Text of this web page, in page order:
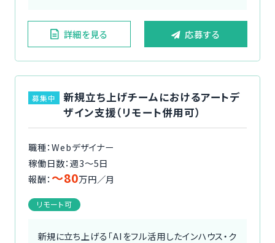
詳細を見る 応募する
募集中
新規立ち上げチームにおけるアートデ
ザイン支援（リモート併用可）
職種：Webデザイナー
稼働日数：週3〜5日
報酬： 〜80万円／月
リモート可
新規に立ち上げる「AIをフル活用したインハウス・ク